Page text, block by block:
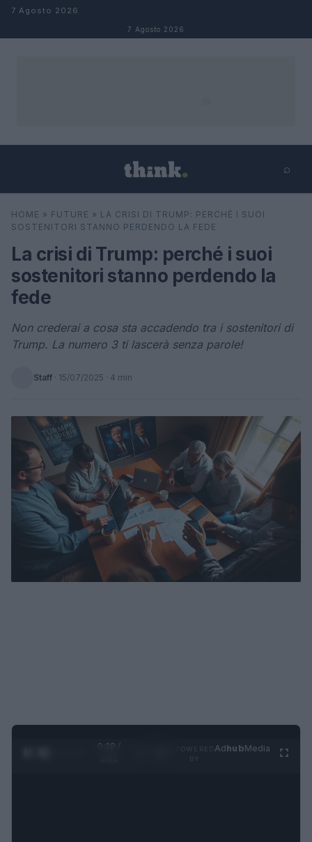
Salta al contenuto
7 Agosto 2026
7 Agosto 2026
⌕
Cerca ⌕
HOME » FUTURE » LA CRISI DI TRUMP: PERCHÉ I SUOI
SOSTENITORI STANNO PERDENDO LA FEDE
La crisi di Trump: perché i suoi
sostenitori stanno perdendo la
fede
Non crederai a cosa sta accadendo tra i sostenitori di
Trump. La numero 3 ti lascerà senza parole!
Staff · 15/07/2025 · 4 min
0:29 /
AdhubMedia